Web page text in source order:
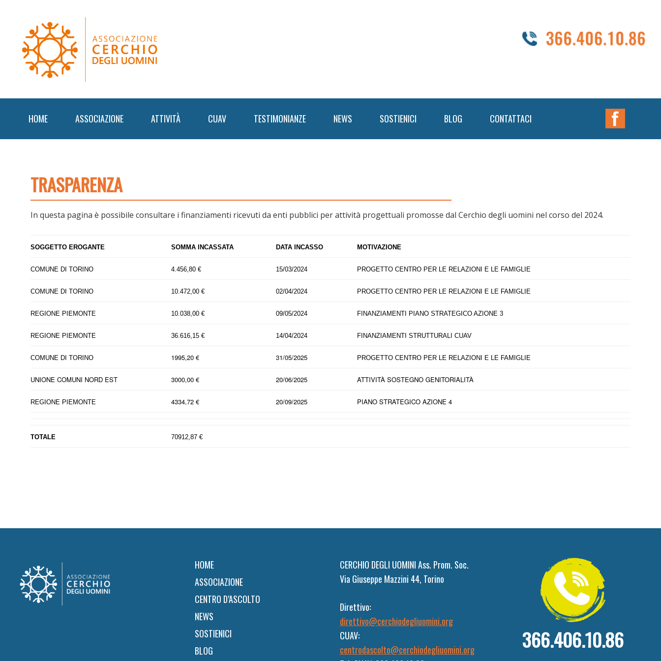
navigation
HOME ASSOCIAZIONE ATTIVITÀ CUAV TESTIMONIANZE NEWS SOSTIENICI BLOG CONTATTACI
Nav
Widget
Area
TRASPARENZA
In questa pagina è possibile consultare i finanziamenti ricevuti da enti pubblici per attività progettuali promosse dal Cerchio degli uomini nel corso del 2024.
SOGGETTO EROGANTE SOMMA INCASSATA DATA INCASSO MOTIVAZIONE
COMUNE DI TORINO 4.456,80 € 15/03/2024 PROGETTO CENTRO PER LE RELAZIONI E LE FAMIGLIE
COMUNE DI TORINO 10.472,00 € 02/04/2024 PROGETTO CENTRO PER LE RELAZIONI E LE FAMIGLIE
REGIONE PIEMONTE 10.038,00 € 09/05/2024 FINANZIAMENTI PIANO STRATEGICO AZIONE 3
REGIONE PIEMONTE 36.616,15 € 14/04/2024 FINANZIAMENTI STRUTTURALI CUAV
COMUNE DI TORINO 1995,20 € 31/05/2025 PROGETTO CENTRO PER LE RELAZIONI E LE FAMIGLIE
UNIONE COMUNI NORD EST 3000,00 € 20/06/2025 ATTIVITÀ SOSTEGNO GENITORIALITÀ
REGIONE PIEMONTE 4334,72 € 20/09/2025 PIANO STRATEGICO AZIONE 4
TOTALE 70912,87 €
Footer
HOME
ASSOCIAZIONE
CENTRO D’ASCOLTO
NEWS
SOSTIENICI
BLOG
CERCHIO DEGLI UOMINI Ass. Prom. Soc.
Via Giuseppe Mazzini 44, Torino
Direttivo:
direttivo@cerchiodegliuomini.org
CUAV:
centrodascolto@cerchiodegliuomini.org
366.406.10.86